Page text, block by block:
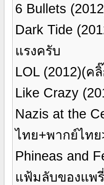
6 Bullets
Dark Tide
แรงครับ
LOL (2012)(ค
Like Crazy
Nazis at the
ไทย+พากย์ไทย
Phineas and
แฟ้มลับของแพ